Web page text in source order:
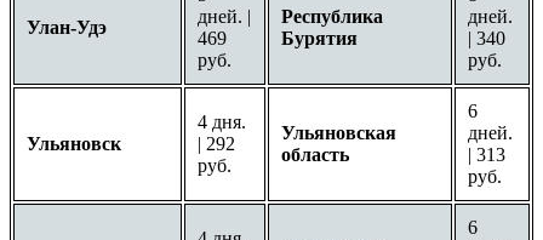
Улан-Удэ
дней. |
469
руб.
Республика
Бурятия
дней.
| 340
руб.
Ульяновск
4 дня.
| 292
руб.
Ульяновская
область
6
дней.
| 313
руб.
6